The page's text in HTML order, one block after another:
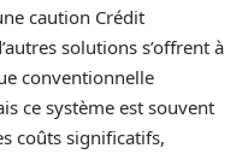
caution Crédit
solutions s’offrent à
conventionnelle
ce système est souvent
coûts significatifs,